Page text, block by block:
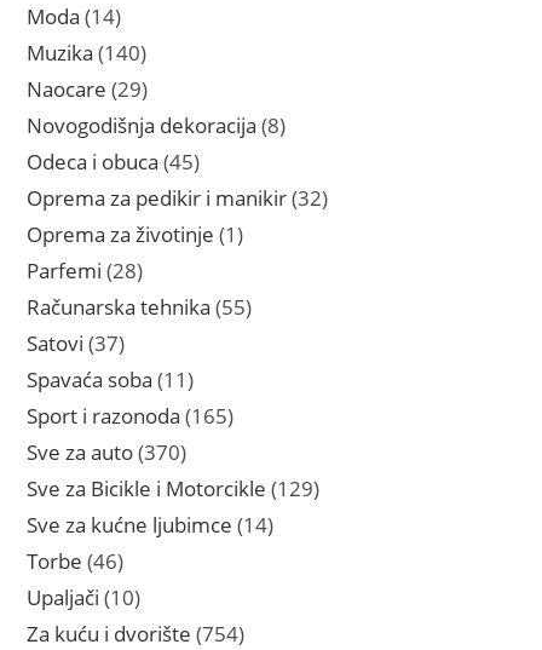
Moda 1414
proizvoda
Muzika 140140
proizvoda
Naocare 2929
proizvoda
Novogodišnja dekoracija 88
Odeca i obuca 4545
proizvoda
Oprema za pedikir i manikir 3232
Oprema za životinje 11
Parfemi 2828
proizvoda
Računarska tehnika 5555
Satovi 3737
proizvoda
Spavaća soba 1111
proizvoda
Sport i razonoda 165165
Sve za auto 370370
proizvoda
Sve za Bicikle i Motorcikle 129129
Sve za kućne ljubimce 1414
Torbe 4646
proizvoda
Upaljači 1010
proizvoda
Za kuću i dvorište 754754